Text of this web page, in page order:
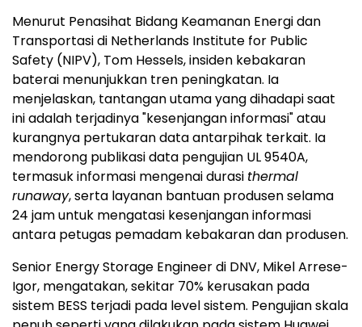
Menurut Penasihat Bidang Keamanan Energi dan
Transportasi di Netherlands Institute for Public
Safety (NIPV), Tom Hessels, insiden kebakaran
baterai menunjukkan tren peningkatan. Ia
menjelaskan, tantangan utama yang dihadapi saat
ini adalah terjadinya "kesenjangan informasi" atau
kurangnya pertukaran data antarpihak terkait. Ia
mendorong publikasi data pengujian UL 9540A,
termasuk informasi mengenai durasi thermal
runaway, serta layanan bantuan produsen selama
24 jam untuk mengatasi kesenjangan informasi
antara petugas pemadam kebakaran dan produsen.
Senior Energy Storage Engineer di DNV, Mikel Arrese-
Igor, mengatakan, sekitar 70% kerusakan pada
sistem BESS terjadi pada level sistem. Pengujian skala